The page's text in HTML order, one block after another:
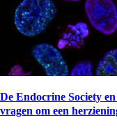
De Endocrine Society
vragen om een